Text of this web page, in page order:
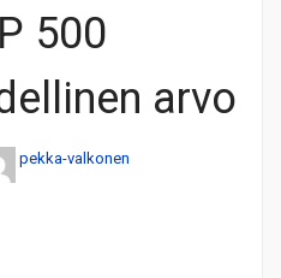
500
arvo
pekka-valkonen